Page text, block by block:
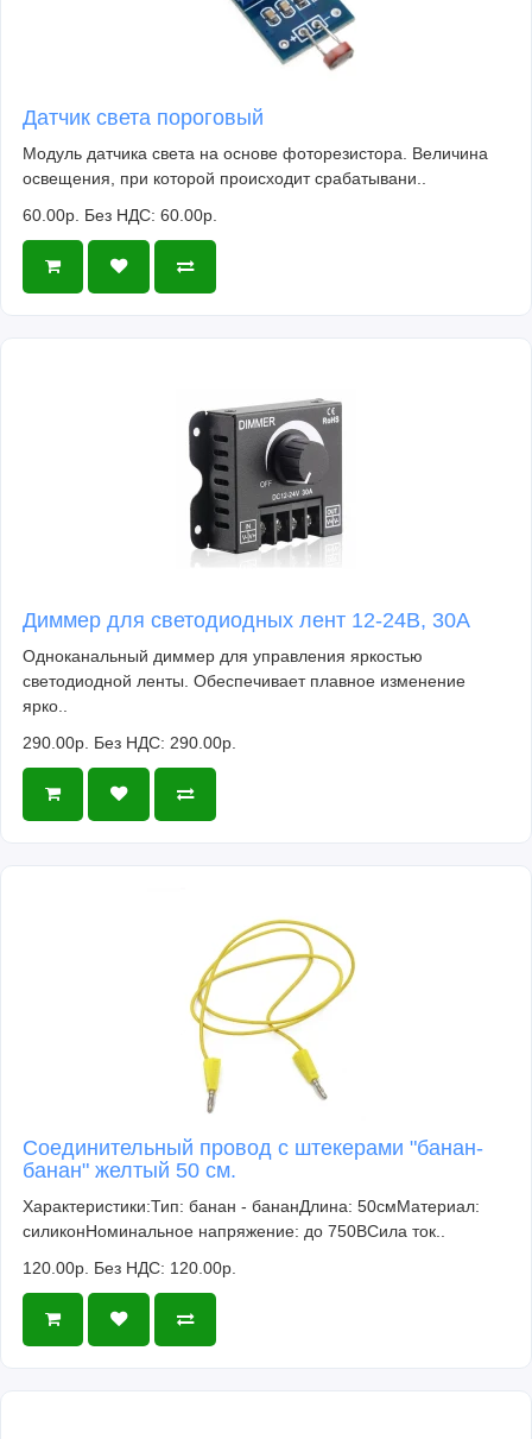
Датчик света пороговый
Модуль датчика света на основе фоторезистора. Величина
освещения, при которой происходит срабатывани..
60.00р. Без НДС: 60.00р.
Диммер для светодиодных лент 12-24В, 30А
Одноканальный диммер для управления яркостью
светодиодной ленты. Обеспечивает плавное изменение
ярко..
290.00р. Без НДС: 290.00р.
Соединительный провод с штекерами "банан-
банан" желтый 50 см.
Характеристики:Тип: банан - бананДлина: 50смМатериал:
силиконНоминальное напряжение: до 750ВСила ток..
120.00р. Без НДС: 120.00р.